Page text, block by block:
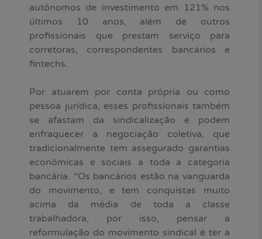
autônomos de investimento em 121% nos
últimos 10 anos, além de outros
profissionais que prestam serviço para
corretoras, correspondentes bancários e
fintechs.
Por atuarem por conta própria ou como
pessoa jurídica, esses profissionais também
se afastam da sindicalização e podem
enfraquecer a negociação coletiva, que
tradicionalmente tem assegurado garantias
econômicas e sociais a toda a categoria
bancária. “Os bancários estão na vanguarda
do movimento, e tem conquistas muito
acima da média de toda a classe
trabalhadora, por isso, pensar a
reformulação do movimento sindical é ter a